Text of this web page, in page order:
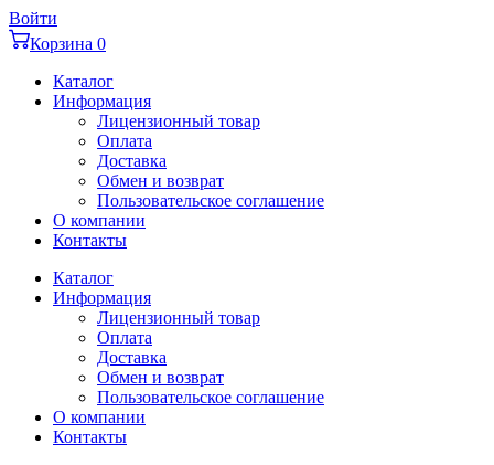
Перейти
к
содержимому
Войти
Корзина 0
Каталог
Информация
Лицензионный товар
Оплата
Доставка
Обмен и возврат
Пользовательское соглашение
О компании
Контакты
Каталог
Информация
Лицензионный товар
Оплата
Доставка
Обмен и возврат
Пользовательское соглашение
О компании
Контакты